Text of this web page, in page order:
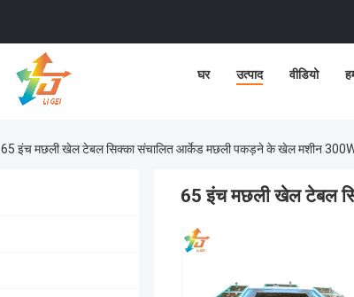
घर उत्पाद वीडियो
65 इंच मछली खेल टेबल सिक्का संचालित आर्केड मछली पकड़ने के खेल मशीन
65 इंच मछली खेल टेबल